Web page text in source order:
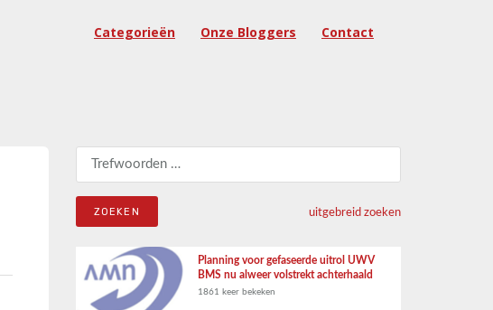
Categorieën Onze Bloggers Contact
Zoeken naar:
uitgebreid zoeken
Planning voor gefaseerde uitrol UWV
BMS nu alweer volstrekt achterhaald
1861 keer bekeken